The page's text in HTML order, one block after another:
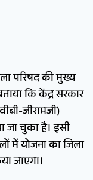
परिषद की मुख्य
कि केंद्र सरकार
जीरामजी)
जा चुका है। इसी
में योजना का जिला
जाएगा।